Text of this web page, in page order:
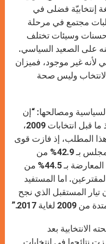
إنتخابيّة فضلى في
مجتمع في مرحلة
وسيئات تختلف
على الصعيد السياسي.
لأنه غير موجود، فميزان
وليس صحة
ومصالحها: “إن
قوى 8 آذار تطالب بالنسبية منذ ما قبل انتخابات 2009،
هذا المطلب، إذ فازت قوى
14 آذار بـ 55.5% من مقاعد المجلس بـ 42.9% من
أصوات المقترعين، فيما فازت المعارضة بـ 44.5% من
المقترعين. اما المستفيد
تيار المستقبل الذي نجح
2017.”
الانتخابية بعد
نتائجها في انتخابات